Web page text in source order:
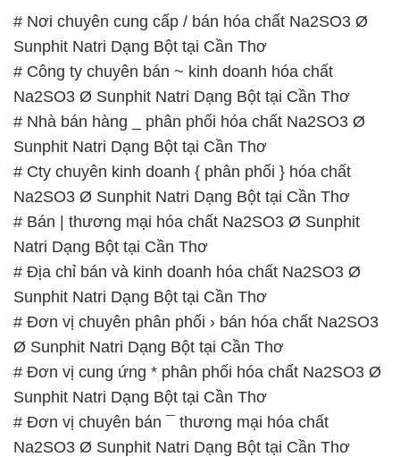
# Nơi chuyên cung cấp / bán hóa chất Na2SO3 Ø
Sunphit Natri Dạng Bột tại Cần Thơ
# Công ty chuyên bán ~ kinh doanh hóa chất
Na2SO3 Ø Sunphit Natri Dạng Bột tại Cần Thơ
# Nhà bán hàng _ phân phối hóa chất Na2SO3 Ø
Sunphit Natri Dạng Bột tại Cần Thơ
# Cty chuyên kinh doanh { phân phối } hóa chất
Na2SO3 Ø Sunphit Natri Dạng Bột tại Cần Thơ
# Bán | thương mại hóa chất Na2SO3 Ø Sunphit
Natri Dạng Bột tại Cần Thơ
# Địa chỉ bán và kinh doanh hóa chất Na2SO3 Ø
Sunphit Natri Dạng Bột tại Cần Thơ
# Đơn vị chuyên phân phối › bán hóa chất Na2SO3
Ø Sunphit Natri Dạng Bột tại Cần Thơ
# Đơn vị cung ứng * phân phối hóa chất Na2SO3 Ø
Sunphit Natri Dạng Bột tại Cần Thơ
# Đơn vị chuyên bán ¯ thương mại hóa chất
Na2SO3 Ø Sunphit Natri Dạng Bột tại Cần Thơ